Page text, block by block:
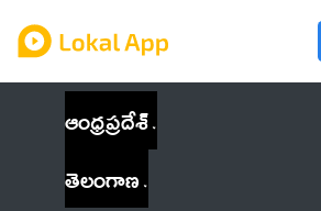
ఆంధ్రప్రదేశ్
తెలంగాణ